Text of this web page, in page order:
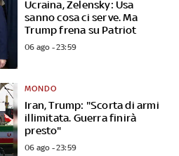
Ucraina, Zelensky: Usa
sanno cosa ci serve. Ma
Trump frena su Patriot
06 ago - 23:59
Iran, Trump: "Scorta di armi
illimitata. Guerra finirà
presto"
MONDO
06 ago - 23:59